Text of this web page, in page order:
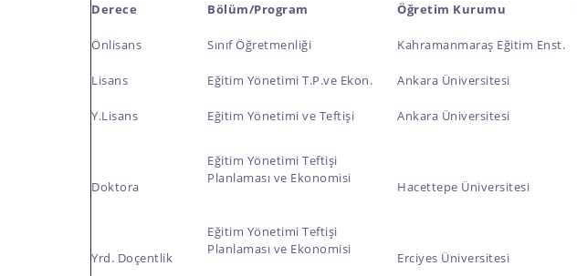
Derece Bölüm/Program Öğretim Kurumu
Önlisans Sınıf Öğretmenliği Kahramanmaraş Eğitim Enst.
Lisans Eğitim Yönetimi T.P.ve Ekon. Ankara Üniversitesi
Y.Lisans Eğitim Yönetimi ve Teftişi Ankara Üniversitesi
Doktora
Eğitim Yönetimi Teftişi
Planlaması ve Ekonomisi
Hacettepe Üniversitesi
Yrd. Doçentlik
Eğitim Yönetimi Teftişi
Planlaması ve Ekonomisi
Erciyes Üniversitesi